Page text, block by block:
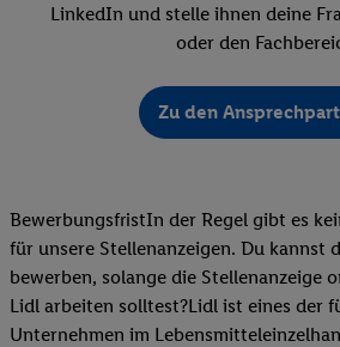
LinkedIn und stelle ihnen deine
oder den
Zu den
BewerbungsfristIn der Regel gibt es
für unsere Stellenanzeigen. Du kannst
bewerben, solange die Stellenanzeige
Lidl arbeiten solltest?Lidl ist eines der
Unternehmen im